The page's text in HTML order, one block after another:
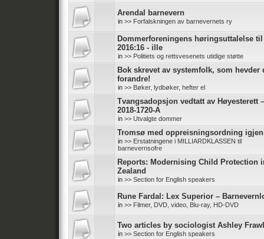
Arendal barnevern
in >> Forfalskningen av barnevernets ry
Dommerforeningens høringsuttalelse til
2016:16 - ille
in >> Politiets og rettsvesenets utidige støtte
Bok skrevet av systemfolk, som hevder
forandre!
in >> Bøker, lydbøker, hefter el
Tvangsadopsjon vedtatt av Høyesterett
2018-1720-A
in >> Utvalgte dommer
Tromsø med oppreisningsordning igjen
in >> Erstatningene i MILLIARDKLASSEN til
barnevernsofre
Reports: Modernising Child Protection
Zealand
in >> Section for English speakers
Rune Fardal: Lex Superior –
in >> Filmer, DVD, video, Blu-ray, HD-DVD
Two articles by sociologist Ashley
in >> Section for English speakers